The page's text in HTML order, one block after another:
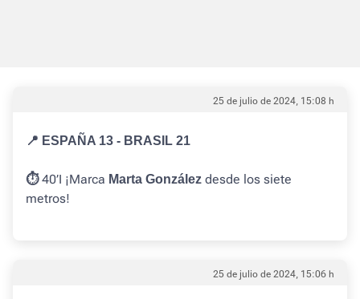
25 de julio de 2024, 15:08 h
📍 ESPAÑA 13 - BRASIL 21
⏱️40’I ¡Marca Marta González desde los siete
metros!
25 de julio de 2024, 15:06 h